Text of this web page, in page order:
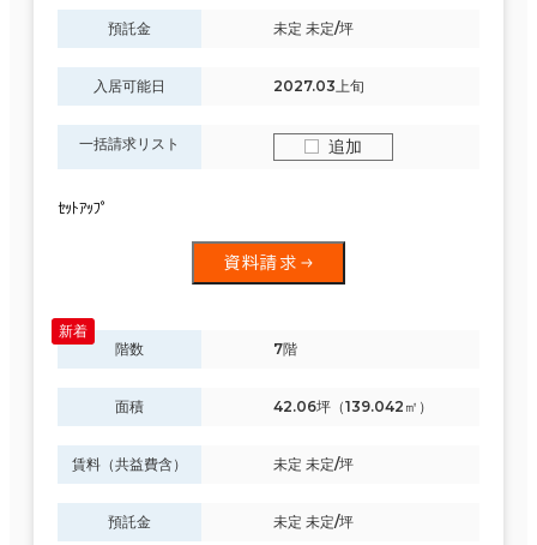
預託金 未定 未定/坪
入居可能日 2027.03上旬
一括請求リスト 追加
ｾｯﾄｱｯﾌﾟ
資料請求
階数 7階
面積 42.06坪（139.042㎡）
賃料（共益費含） 未定 未定/坪
預託金 未定 未定/坪